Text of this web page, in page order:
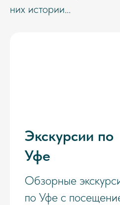
них истории...
Экскурсии по
Уфе
Обзорные
по Уфе с